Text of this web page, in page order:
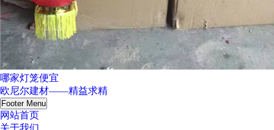
哪家灯笼便宜
欧尼尔建材——精益求精
Footer Menu
网站首页
关于我们